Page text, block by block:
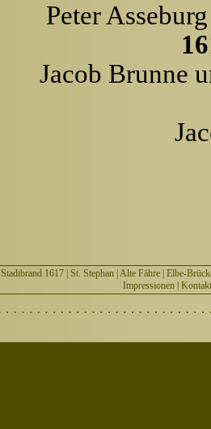
Peter
Jacob Brunne
Stadtbrand 1617| St. Stephan| Alte Fähre| Elbe-
Impressionen|